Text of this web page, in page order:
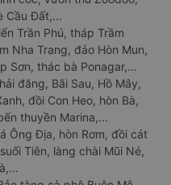
Cầu Đất,...
Trần Phú, tháp Trầm
Nha Trang, đảo Hòn Mun,
Sơn, thác bà Ponagar,...
đăng, Bãi Sau, Hồ Mây,
đồi Con Heo, hòn Bà,
thuyền Marina,...
Ông Địa, hòn Rơm, đồi cát
Tiên, làng chài Mũi Né,